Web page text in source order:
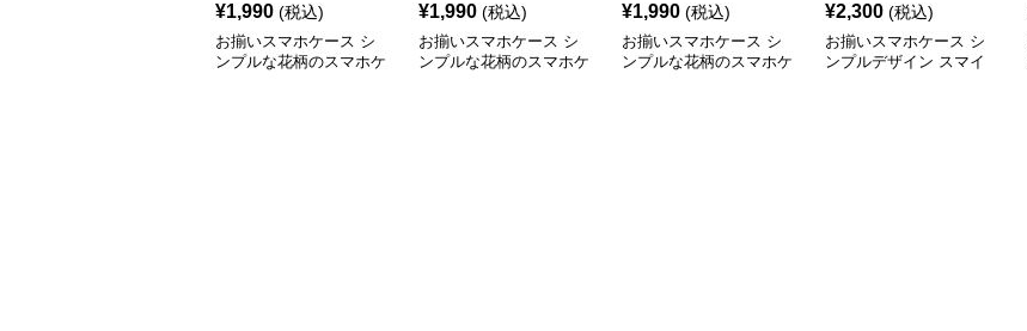
¥1,990 (税込)
お揃いスマホケース シ
ンプルな花柄のスマホケ
¥1,990 (税込)
お揃いスマホケース シ
ンプルな花柄のスマホケ
¥1,990 (税込)
お揃いスマホケース シ
ンプルな花柄のスマホケ
¥2,300 (税込)
お揃いスマホケース シ
ンプルデザイン スマイ